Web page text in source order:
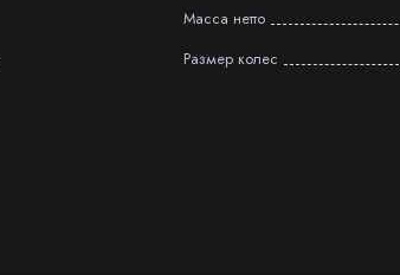
Масса нетто
Размер колес